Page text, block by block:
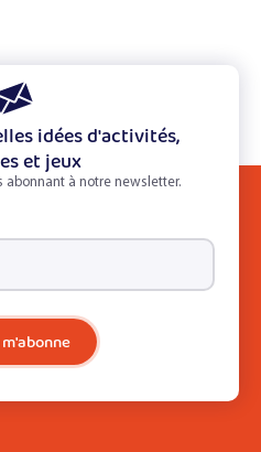
idées d'activités,
et jeux
abonnant à notre newsletter.